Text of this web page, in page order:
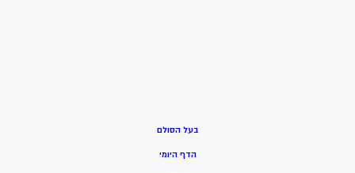
בעל הסולם
הדף היומי